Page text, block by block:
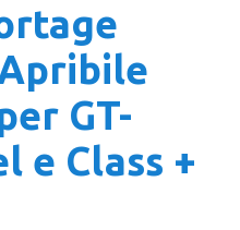
GT-
e Class +